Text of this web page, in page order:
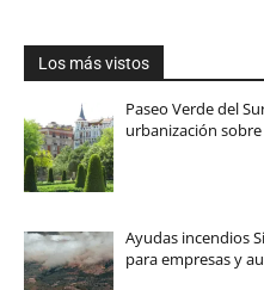
Los más vistos
Paseo Verde del
urbanización
Ayudas incendios
para empresas y